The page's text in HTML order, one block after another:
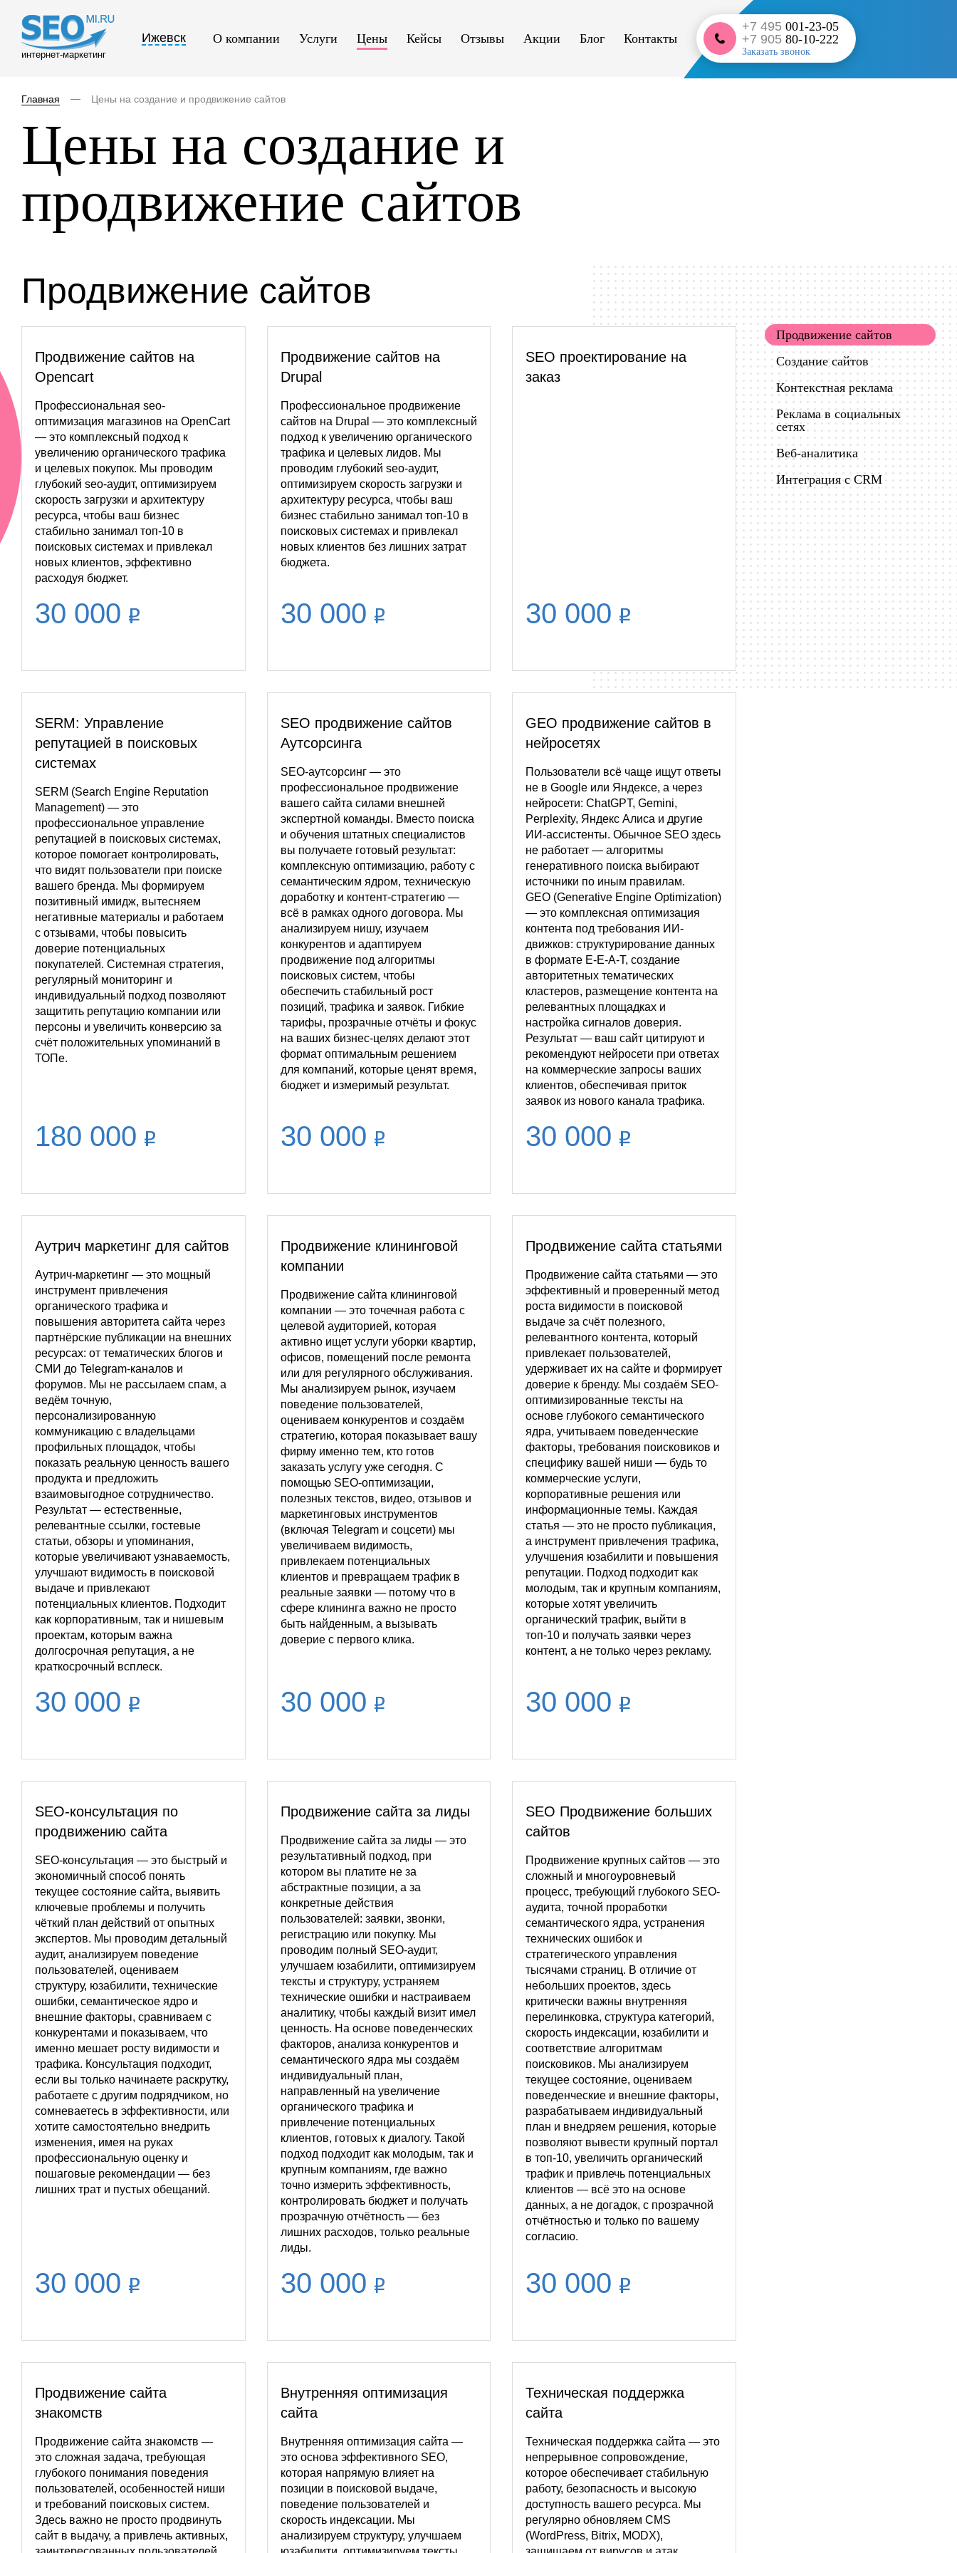
интернет-маркетинг
Ижевск О компании Услуги Цены Кейсы Отзывы Акции Блог Контакты
+7 495 001-23-05
+7 905 80-10-222
Заказать звонок
Главная Цены на создание и продвижение сайтов
Цены на создание и
продвижение сайтов
Продвижение сайтов
Создание сайтов
Контекстная реклама
Реклама в социальных
сетях
Веб-аналитика
Интеграция с CRM
Продвижение сайтов
Продвижение сайтов на
Opencart
Профессиональная seo-
оптимизация магазинов на OpenCart
— это комплексный подход к
увеличению органического трафика
и целевых покупок. Мы проводим
глубокий seo-аудит, оптимизируем
скорость загрузки и архитектуру
ресурса, чтобы ваш бизнес
стабильно занимал топ-10 в
поисковых системах и привлекал
новых клиентов, эффективно
расходуя бюджет.
30 000
Продвижение сайтов на
Drupal
Профессиональное продвижение
сайтов на Drupal — это комплексный
подход к увеличению органического
трафика и целевых лидов. Мы
проводим глубокий seo-аудит,
оптимизируем скорость загрузки и
архитектуру ресурса, чтобы ваш
бизнес стабильно занимал топ-10 в
поисковых системах и привлекал
новых клиентов без лишних затрат
бюджета.
30 000
SEO проектирование на
заказ
30 000
SERM: Управление
репутацией в поисковых
системах
SERM (Search Engine Reputation
Management) — это
профессиональное управление
репутацией в поисковых системах,
которое помогает контролировать,
что видят пользователи при поиске
вашего бренда. Мы формируем
позитивный имидж, вытесняем
негативные материалы и работаем
с отзывами, чтобы повысить
доверие потенциальных
покупателей. Системная стратегия,
регулярный мониторинг и
индивидуальный подход позволяют
защитить репутацию компании или
персоны и увеличить конверсию за
счёт положительных упоминаний в
ТОПе.
180 000
SEO продвижение сайтов
Аутсорсинга
SEO-аутсорсинг — это
профессиональное продвижение
вашего сайта силами внешней
экспертной команды. Вместо поиска
и обучения штатных специалистов
вы получаете готовый результат:
комплексную оптимизацию, работу с
семантическим ядром, техническую
доработку и контент-стратегию —
всё в рамках одного договора. Мы
анализируем нишу, изучаем
конкурентов и адаптируем
продвижение под алгоритмы
поисковых систем, чтобы
обеспечить стабильный рост
позиций, трафика и заявок. Гибкие
тарифы, прозрачные отчёты и фокус
на ваших бизнес-целях делают этот
формат оптимальным решением
для компаний, которые ценят время,
бюджет и измеримый результат.
30 000
GEO продвижение сайтов в
нейросетях
Пользователи всё чаще ищут ответы
не в Google или Яндексе, а через
нейросети: ChatGPT, Gemini,
Perplexity, Яндекс Алиса и другие
ИИ-ассистенты. Обычное SEO здесь
не работает — алгоритмы
генеративного поиска выбирают
источники по иным правилам.
GEO (Generative Engine Optimization)
— это комплексная оптимизация
контента под требования ИИ-
движков: структурирование данных
в формате E-E-A-T, создание
авторитетных тематических
кластеров, размещение контента на
релевантных площадках и
настройка сигналов доверия.
Результат — ваш сайт цитируют и
рекомендуют нейросети при ответах
на коммерческие запросы ваших
клиентов, обеспечивая приток
заявок из нового канала трафика.
30 000
Аутрич маркетинг для сайтов
Аутрич-маркетинг — это мощный
инструмент привлечения
органического трафика и
повышения авторитета сайта через
партнёрские публикации на внешних
ресурсах: от тематических блогов и
СМИ до Telegram-каналов и
форумов. Мы не рассылаем спам, а
ведём точную,
персонализированную
коммуникацию с владельцами
профильных площадок, чтобы
показать реальную ценность вашего
продукта и предложить
взаимовыгодное сотрудничество.
Результат — естественные,
релевантные ссылки, гостевые
статьи, обзоры и упоминания,
которые увеличивают узнаваемость,
улучшают видимость в поисковой
выдаче и привлекают
потенциальных клиентов. Подходит
как корпоративным, так и нишевым
проектам, которым важна
долгосрочная репутация, а не
краткосрочный всплеск.
30 000
Продвижение клининговой
компании
Продвижение сайта клининговой
компании — это точечная работа с
целевой аудиторией, которая
активно ищет услуги уборки квартир,
офисов, помещений после ремонта
или для регулярного обслуживания.
Мы анализируем рынок, изучаем
поведение пользователей,
оцениваем конкурентов и создаём
стратегию, которая показывает вашу
фирму именно тем, кто готов
заказать услугу уже сегодня. С
помощью SEO-оптимизации,
полезных текстов, видео, отзывов и
маркетинговых инструментов
(включая Telegram и соцсети) мы
увеличиваем видимость,
привлекаем потенциальных
клиентов и превращаем трафик в
реальные заявки — потому что в
сфере клининга важно не просто
быть найденным, а вызывать
доверие с первого клика.
30 000
Продвижение сайта статьями
Продвижение сайта статьями — это
эффективный и проверенный метод
роста видимости в поисковой
выдаче за счёт полезного,
релевантного контента, который
привлекает пользователей,
удерживает их на сайте и формирует
доверие к бренду. Мы создаём SEO-
оптимизированные тексты на
основе глубокого семантического
ядра, учитываем поведенческие
факторы, требования поисковиков и
специфику вашей ниши — будь то
коммерческие услуги,
корпоративные решения или
информационные темы. Каждая
статья — это не просто публикация,
а инструмент привлечения трафика,
улучшения юзабилити и повышения
репутации. Подход подходит как
молодым, так и крупным компаниям,
которые хотят увеличить
органический трафик, выйти в
топ-10 и получать заявки через
контент, а не только через рекламу.
30 000
SEO-консультация по
продвижению сайта
SEO-консультация — это быстрый и
экономичный способ понять
текущее состояние сайта, выявить
ключевые проблемы и получить
чёткий план действий от опытных
экспертов. Мы проводим детальный
аудит, анализируем поведение
пользователей, оцениваем
структуру, юзабилити, технические
ошибки, семантическое ядро и
внешние факторы, сравниваем с
конкурентами и показываем, что
именно мешает росту видимости и
трафика. Консультация подходит,
если вы только начинаете раскрутку,
работаете с другим подрядчиком, но
сомневаетесь в эффективности, или
хотите самостоятельно внедрить
изменения, имея на руках
профессиональную оценку и
пошаговые рекомендации — без
лишних трат и пустых обещаний.
30 000
Продвижение сайта за лиды
Продвижение сайта за лиды — это
результативный подход, при
котором вы платите не за
абстрактные позиции, а за
конкретные действия
пользователей: заявки, звонки,
регистрацию или покупку. Мы
проводим полный SEO-аудит,
улучшаем юзабилити, оптимизируем
тексты и структуру, устраняем
технические ошибки и настраиваем
аналитику, чтобы каждый визит имел
ценность. На основе поведенческих
факторов, анализа конкурентов и
семантического ядра мы создаём
индивидуальный план,
направленный на увеличение
органического трафика и
привлечение потенциальных
клиентов, готовых к диалогу. Такой
подход подходит как молодым, так и
крупным компаниям, где важно
точно измерить эффективность,
контролировать бюджет и получать
прозрачную отчётность — без
лишних расходов, только реальные
лиды.
30 000
SEO Продвижение больших
сайтов
Продвижение крупных сайтов — это
сложный и многоуровневый
процесс, требующий глубокого SEO-
аудита, точной проработки
семантического ядра, устранения
технических ошибок и
стратегического управления
тысячами страниц. В отличие от
небольших проектов, здесь
критически важны внутренняя
перелинковка, структура категорий,
скорость индексации, юзабилити и
соответствие алгоритмам
поисковиков. Мы анализируем
текущее состояние, оцениваем
поведенческие и внешние факторы,
разрабатываем индивидуальный
план и внедряем решения, которые
позволяют вывести крупный портал
в топ-10, увеличить органический
трафик и привлечь потенциальных
клиентов — всё это на основе
данных, а не догадок, с прозрачной
отчётностью и только по вашему
согласию.
30 000
Продвижение сайта
знакомств
Продвижение сайта знакомств —
это сложная задача, требующая
глубокого понимания поведения
пользователей, особенностей ниши
и требований поисковых систем.
Здесь важно не просто продвинуть
сайт в выдачу, а привлечь активных,
Внутренняя оптимизация
сайта
Внутренняя оптимизация сайта —
это основа эффективного SEO,
которая напрямую влияет на
позиции в поисковой выдаче,
поведение пользователей и
скорость индексации. Мы
анализируем структуру, улучшаем
Техническая поддержка
сайта
Техническая поддержка сайта — это
непрерывное сопровождение,
которое обеспечивает стабильную
работу, безопасность и высокую
доступность вашего ресурса. Мы
регулярно обновляем CMS
(WordPress, Bitrix, MODX),